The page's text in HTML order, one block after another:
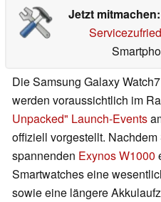
Jetzt mitmachen:
Die Samsung Galaxy
werden voraussichtlich im
Unpacked" Launch-Events
offiziell vorgestellt.
spannenden Exynos W1000
Smartwatches eine
sowie eine längere